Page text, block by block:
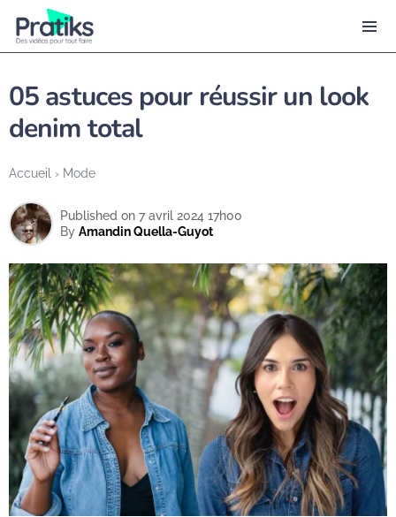
Accueil › Mode
05 astuces pour réussir un look
denim total
By Amandin Quella-Guyot
Published on 7 avril 2024 17h00